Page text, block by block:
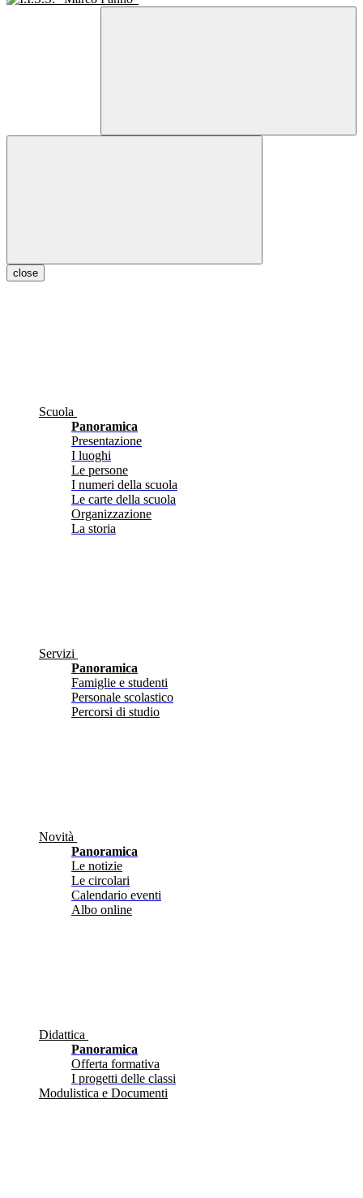
close
Scuola
Panoramica
Presentazione
I luoghi
Le persone
I numeri della scuola
Le carte della scuola
Organizzazione
La storia
Servizi
Panoramica
Famiglie e studenti
Personale scolastico
Percorsi di studio
Novità
Panoramica
Le notizie
Le circolari
Calendario eventi
Albo online
Didattica
Panoramica
Offerta formativa
I progetti delle classi
Modulistica e Documenti